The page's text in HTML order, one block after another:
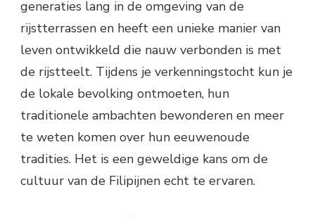
generaties lang in de omgeving van de
rijstterrassen en heeft een unieke manier van
leven ontwikkeld die nauw verbonden is met
de rijstteelt. Tijdens je verkenningstocht kun je
de lokale bevolking ontmoeten, hun
traditionele ambachten bewonderen en meer
te weten komen over hun eeuwenoude
tradities. Het is een geweldige kans om de
cultuur van de Filipijnen echt te ervaren.